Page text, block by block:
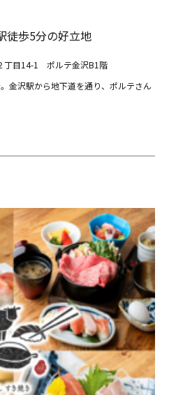
徒歩5分の好立地
丁目14-1 ポルテ金沢B1階
金沢駅から地下道を通り、ポルテさん